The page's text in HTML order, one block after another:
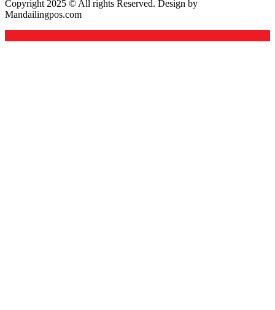
Copyright 2025 © All rights Reserved. Design by
Mandailingpos.com